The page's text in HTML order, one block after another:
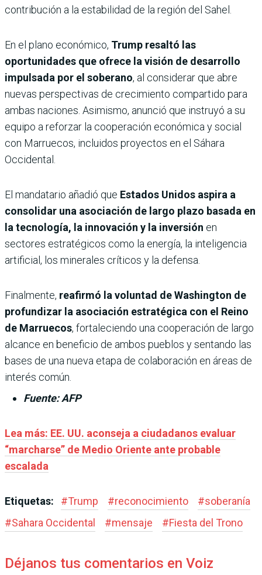
contribución a la estabilidad de la región del Sahel.
En el plano económico, Trump resaltó las
oportunidades que ofrece la visión de desarrollo
impulsada por el soberano, al considerar que abre
nuevas perspectivas de crecimiento compartido para
ambas naciones. Asimismo, anunció que instruyó a su
equipo a reforzar la cooperación económica y social
con Marruecos, incluidos proyectos en el Sáhara
Occidental.
El mandatario añadió que Estados Unidos aspira a
consolidar una asociación de largo plazo basada en
la tecnología, la innovación y la inversión en
sectores estratégicos como la energía, la inteligencia
artificial, los minerales críticos y la defensa.
Finalmente, reafirmó la voluntad de Washington de
profundizar la asociación estratégica con el Reino
de Marruecos, fortaleciendo una cooperación de largo
alcance en beneficio de ambos pueblos y sentando las
bases de una nueva etapa de colaboración en áreas de
interés común.
Fuente: AFP
Lea más: EE. UU. aconseja a ciudadanos evaluar
“marcharse” de Medio Oriente ante probable
escalada
Etiquetas: #Trump #reconocimiento #soberanía
#Sahara Occidental #mensaje #Fiesta del Trono
Déjanos tus comentarios en Voiz